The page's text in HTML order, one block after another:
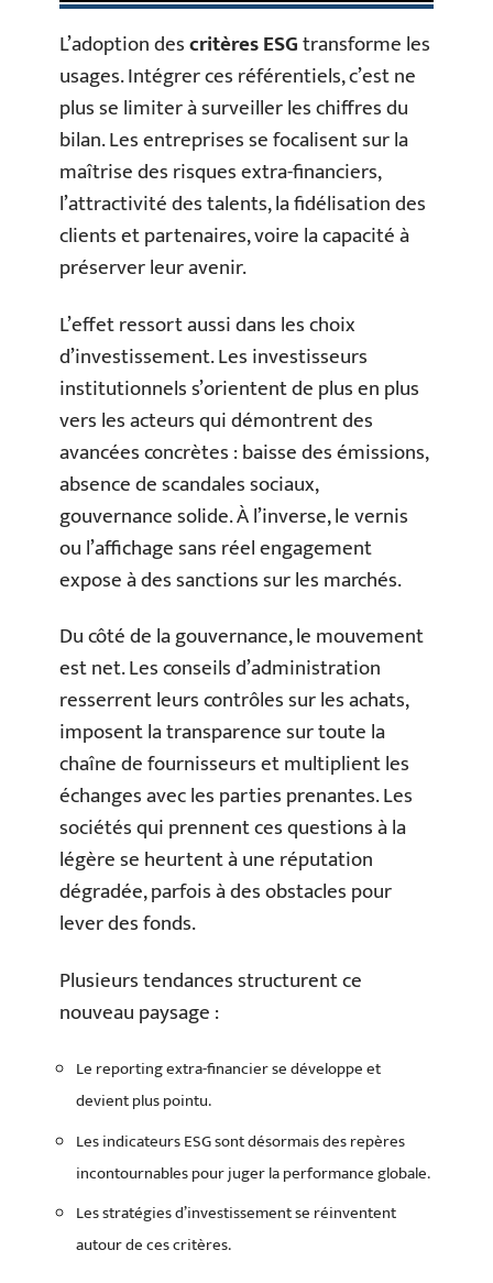
L’adoption descritères ESGtransforme les
usages. Intégrer ces référentiels, c’est ne
plus se limiter à surveiller les chiffres du
bilan. Les entreprises se focalisent sur la
maîtrise des risques extra-financiers,
l’attractivité des talents, la fidélisation des
clients et partenaires, voire la capacité à
préserver leur avenir.
L’effet ressort aussi dans les choix
d’investissement. Les investisseurs
institutionnels s’orientent de plus en plus
vers les acteurs qui démontrent des
avancées concrètes : baisse des émissions,
absence de scandales sociaux,
gouvernance solide. À l’inverse, le vernis
ou l’affichage sans réel engagement
expose à des sanctions sur les marchés.
Du côté de la gouvernance, le mouvement
est net. Les conseils d’administration
resserrent leurs contrôles sur les achats,
imposent la transparence sur toute la
chaîne de fournisseurs et multiplient les
échanges avec les parties prenantes. Les
sociétés qui prennent ces questions à la
légère se heurtent à une réputation
dégradée, parfois à des obstacles pour
lever des fonds.
Plusieurs tendances structurent ce
nouveau paysage :
Le reporting extra-financier se développe et
devient plus pointu.
Les indicateurs ESG sont désormais des repères
incontournables pour juger la performance globale.
Les stratégies d’investissement se réinventent
autour de ces critères.